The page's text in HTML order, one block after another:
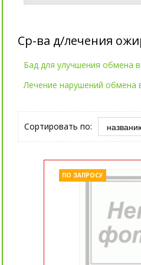
Ср-ва д/лечения
Бад для улучшения обмена
Лечение нарушений обмена
Сортировать по:
ПО ЗАПРОСУ